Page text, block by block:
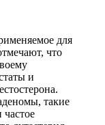
для
что
и
такие
частое